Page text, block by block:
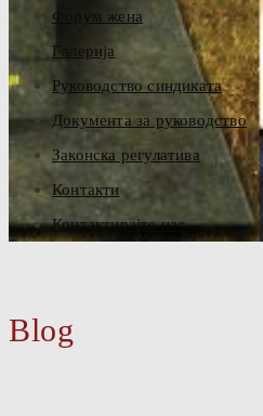
Форум жена
Галерија
Руководство синдиката
Документа за руководство
Законска регулатива
Контакти
Контактирајте нас
Blog